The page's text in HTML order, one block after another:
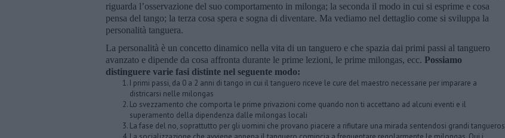
riguarda l’osservazione del suo comportamento in milonga; la seconda il modo in cui si esprime e cosa
pensa del tango; la terza cosa spera e sogna di diventare. Ma vediamo nel dettaglio come si sviluppa la
personalità tanguera.
La personalità è un concetto dinamico nella vita di un tanguero e che spazia dai primi passi al tanguero
avanzato e dipende da cosa affronta durante le prime lezioni, le prime milongas, ecc. Possiamo
distinguere varie fasi distinte nel seguente modo:
I primi passi, da 0 a 2 anni di tango in cui il tanguero riceve le cure del maestro necessarie per imparare a
districarsi nelle milongas
Lo svezzamento che comporta le prime privazioni come quando non ti accettano ad alcuni eventi e il
superamento della dipendenza dalle milongas locali
La fase del no, soprattutto per gli uomini che provano piacere a rifiutare una mirada sentendosi grandi tangueros